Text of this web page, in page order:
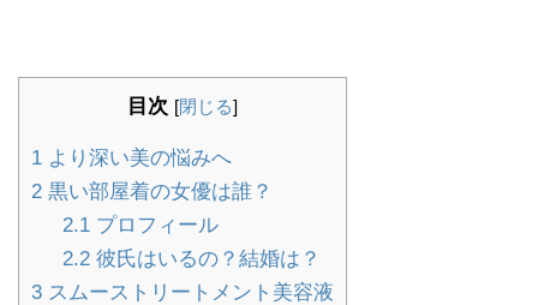
目次 [閉じる]
1 より深い美の悩みへ
2 黒い部屋着の女優は誰？
2.1プロフィール
2.2彼氏はいるの？結婚は？
3 スムーストリートメント美容液